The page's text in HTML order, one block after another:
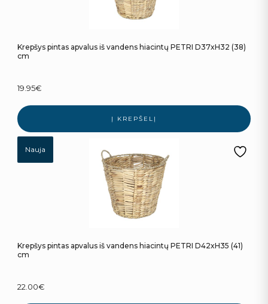
Krepšys pintas apvalus iš vandens hiacintų PETRI D37xH32 (38)
cm
19.95€
Į KREPŠELĮ
Nauja
Krepšys pintas apvalus iš vandens hiacintų PETRI D42xH35 (41)
cm
22.00€